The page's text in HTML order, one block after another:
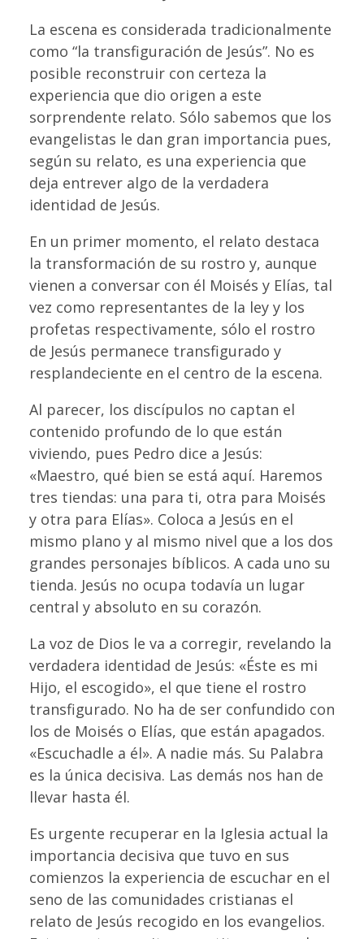
La escena es considerada tradicionalmente
como “la transfiguración de Jesús”. No es
posible reconstruir con certeza la
experiencia que dio origen a este
sorprendente relato. Sólo sabemos que los
evangelistas le dan gran importancia pues,
según su relato, es una experiencia que
deja entrever algo de la verdadera
identidad de Jesús.
En un primer momento, el relato destaca
la transformación de su rostro y, aunque
vienen a conversar con él Moisés y Elías, tal
vez como representantes de la ley y los
profetas respectivamente, sólo el rostro
de Jesús permanece transfigurado y
resplandeciente en el centro de la escena.
Al parecer, los discípulos no captan el
contenido profundo de lo que están
viviendo, pues Pedro dice a Jesús:
«Maestro, qué bien se está aquí. Haremos
tres tiendas: una para ti, otra para Moisés
y otra para Elías». Coloca a Jesús en el
mismo plano y al mismo nivel que a los dos
grandes personajes bíblicos. A cada uno su
tienda. Jesús no ocupa todavía un lugar
central y absoluto en su corazón.
La voz de Dios le va a corregir, revelando la
verdadera identidad de Jesús: «Éste es mi
Hijo, el escogido», el que tiene el rostro
transfigurado. No ha de ser confundido con
los de Moisés o Elías, que están apagados.
«Escuchadle a él». A nadie más. Su Palabra
es la única decisiva. Las demás nos han de
llevar hasta él.
Es urgente recuperar en la Iglesia actual la
importancia decisiva que tuvo en sus
comienzos la experiencia de escuchar en el
seno de las comunidades cristianas el
relato de Jesús recogido en los evangelios.